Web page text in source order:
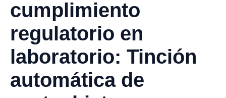
cumplimiento
regulatorio en
laboratorio: Tinción
automática de